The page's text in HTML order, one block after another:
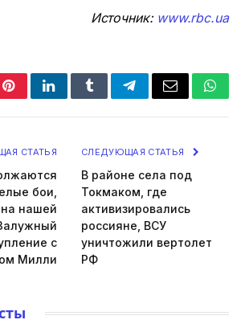
Источник: www.rbc.ua
PinterestLinkedInTumblrTelegramEmail
СТАТЬЯ
бои,
нашей
с
Милли
СЛЕДУЮЩАЯ СТАТЬЯ
В районе села под
Токмаком, где
активизировались
россияне, ВСУ
уничтожили вертолет
РФ